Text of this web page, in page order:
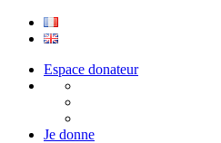
Espace donateur
Je donne